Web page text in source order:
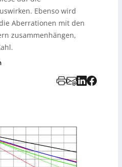
Ebenso wird
Aberrationen mit den
zusammenhängen,